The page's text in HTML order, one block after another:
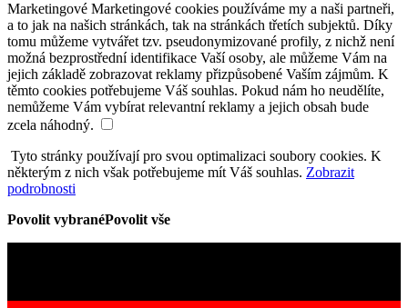
Marketingové Marketingové cookies používáme my a naši partneři,
a to jak na našich stránkách, tak na stránkách třetích subjektů. Díky
tomu můžeme vytvářet tzv. pseudonymizované profily, z nichž není
možná bezprostřední identifikace Vaší osoby, ale můžeme Vám na
jejich základě zobrazovat reklamy přizpůsobené Vaším zájmům. K
těmto cookies potřebujeme Váš souhlas. Pokud nám ho neudělíte,
nemůžeme Vám vybírat relevantní reklamy a jejich obsah bude
zcela náhodný.
Tyto stránky používají pro svou optimalizaci soubory cookies. K
některým z nich však potřebujeme mít Váš souhlas. Zobrazit
podrobnosti
Povolit vybranéPovolit vše